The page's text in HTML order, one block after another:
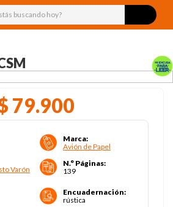
buscando hoy?
79.900
Marca:
Avión de Papel
Varón
N.° Páginas:
139
Encuadernación:
rústica